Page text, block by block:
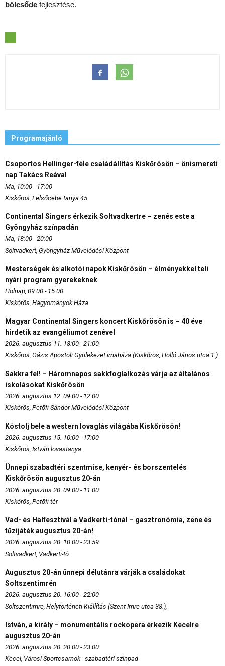
bölcsőde fejlesztése.
Programajánló
Csoportos Hellinger-féle családállítás Kiskőrösön – önismereti
nap Takács Reával
Ma, 10:00 - 17:00
Kiskőrös, Felsőcebe tanya 45.
Continental Singers érkezik Soltvadkertre – zenés este a
Gyöngyház színpadán
Ma, 18:00 - 20:00
Soltvadkert, Gyöngyház Művelődési Központ
Mesterségek és alkotói napok Kiskőrösön – élményekkel teli
nyári program gyerekeknek
Holnap, 09:00 - 15:00
Kiskőrös, Hagyományok Háza
Magyar Continental Singers koncert Kiskőrösön is – 40 éve
hirdetik az evangéliumot zenével
2026. augusztus 11. 18:00 - 21:00
Kiskőrös, Oázis Apostoli Gyülekezet imaháza (Kiskőrös, Holló János utca 1.)
Sakkra fel! – Háromnapos sakkfoglalkozás várja az általános
iskolásokat Kiskőrösön
2026. augusztus 12. 09:00 - 12:00
Kiskőrös, Petőfi Sándor Művelődési Központ
Kóstolj bele a western lovaglás világába Kiskőrösön!
2026. augusztus 15. 10:00 - 17:00
Kiskőrös, István lovastanya
Ünnepi szabadtéri szentmise, kenyér- és borszentelés
Kiskőrösön augusztus 20-án
2026. augusztus 20. 09:00 - 11:00
Kiskőrös, Petőfi tér
Vad- és Halfesztivál a Vadkerti-tónál – gasztronómia, zene és
tűzijáték augusztus 20-án!
2026. augusztus 20. 10:00 - 23:59
Soltvadkert, Vadkerti-tó
Augusztus 20-án ünnepi délutánra várják a családokat
Soltszentimrén
2026. augusztus 20. 16:00 - 22:00
Soltszentimre, Helytörténeti Kiállítás (Szent Imre utca 38.),
István, a király – monumentális rockopera érkezik Kecelre
augusztus 20-án
2026. augusztus 20. 20:00 - 23:00
Kecel, Városi Sportcsarnok - szabadtéri színpad